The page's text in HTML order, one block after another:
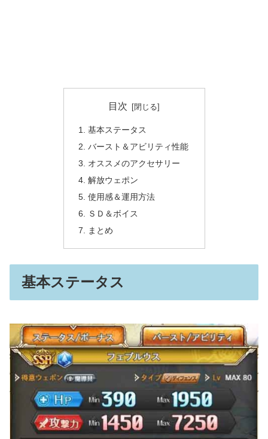
目次
基本ステータス
バースト＆アビリティ性能
オススメのアクセサリー
解放ウェポン
使用感＆運用方法
ＳＤ＆ボイス
まとめ
基本ステータス